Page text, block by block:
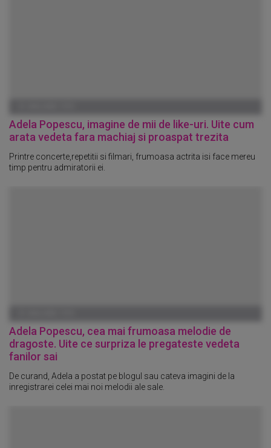
Adela Popescu, imagine de mii de like-uri. Uite cum
arata vedeta fara machiaj si proaspat trezita
Printre concerte,repetitii si filmari, frumoasa actrita isi face mereu
timp pentru admiratorii ei.
Adela Popescu, cea mai frumoasa melodie de
dragoste. Uite ce surpriza le pregateste vedeta
fanilor sai
De curand, Adela a postat pe blogul sau cateva imagini de la
inregistrarei celei mai noi melodii ale sale.